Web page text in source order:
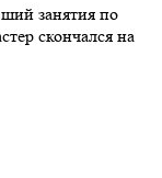
занятия по
скончался на